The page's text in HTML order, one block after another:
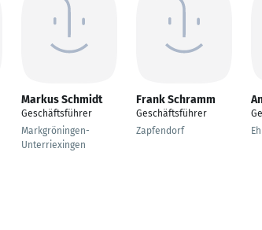
Markus Schmidt
Geschäftsführer
Markgröningen-
Unterriexingen
Frank Schramm
Geschäftsführer
Zapfendorf